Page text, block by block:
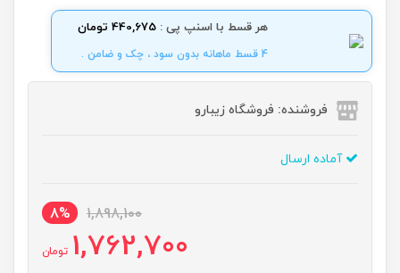
هر قسط با اسنپ پی : 440,675 تومان
4 قسط ماهانه بدون سود ، چک و ضامن .
فروشنده: فروشگاه زیبارو
آماده ارسال
1,898,100
8%
1,762,700 تومان